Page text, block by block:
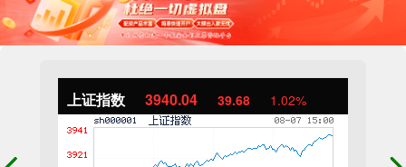
上证指数 3940.04 39.68 1.02%